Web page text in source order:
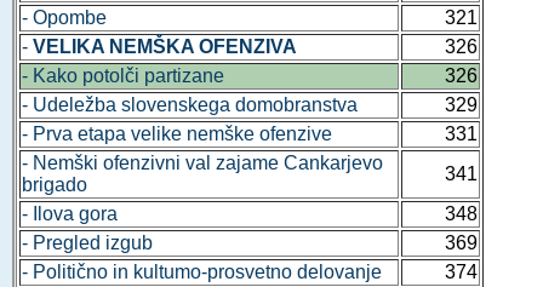
- Opombe
321
- VELIKA NEMŠKA OFENZIVA
326
- Kako potolči partizane
326
- Udeležba slovenskega domobranstva
329
- Prva etapa velike nemške ofenzive
331
- Nemški ofenzivni val zajame Cankarjevo
brigado
341
- Ilova gora
348
- Pregled izgub
369
- Politično in kultumo-prosvetno delovanje
374